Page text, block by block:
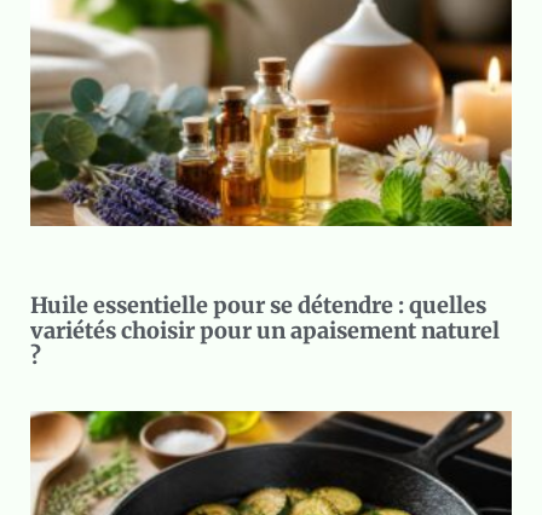
Huile essentielle pour se détendre : quelles
variétés choisir pour un apaisement naturel
?